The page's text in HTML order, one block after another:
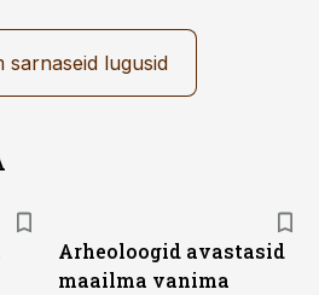
sarnaseid lugusid
Arheoloogid avastasid
maailma vanima